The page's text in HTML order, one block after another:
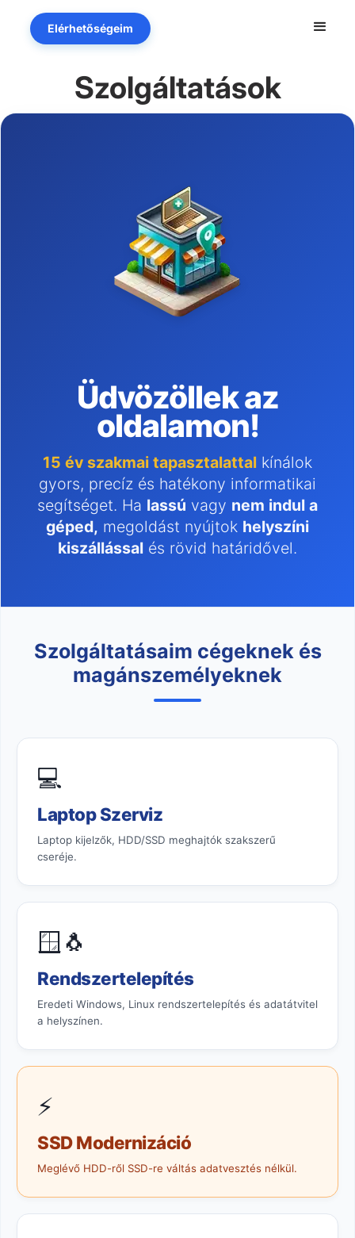
Elérhetőségeim
Szolgáltatások
Üdvözöllek az
oldalamon!
15 év szakmai tapasztalattal kínálok
gyors, precíz és hatékony informatikai
segítséget. Ha lassú vagy nem indul a
géped, megoldást nyújtok helyszíni
kiszállással és rövid határidővel.
Szolgáltatásaim cégeknek és
magánszemélyeknek
💻
Laptop Szerviz
Laptop kijelzők, HDD/SSD meghajtók szakszerű
cseréje.
🪟🐧
Rendszertelepítés
Eredeti Windows, Linux rendszertelepítés és adatátvitel
a helyszínen.
⚡
SSD Modernizáció
Meglévő HDD-ről SSD-re váltás adatvesztés nélkül.